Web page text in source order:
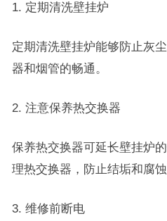
1. 定期清洗壁挂炉
定期清洗壁挂炉能够防止灰
器和烟管的畅通。
2. 注意保养热交换器
保养热交换器可延长壁挂炉
理热交换器，防止结垢和腐蚀
3. 维修前断电